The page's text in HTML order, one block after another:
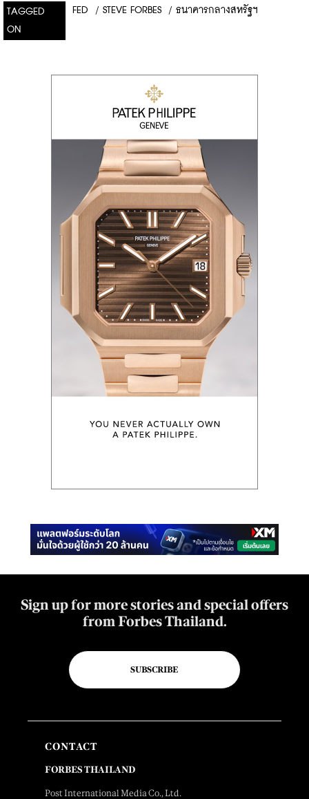
TAGGED
ON
FED / STEVE FORBES / ธนาคารกลางสหรัฐฯ
Sign up for more stories and special offers
from Forbes Thailand.
SUBSCRIBE
CONTACT
FORBES THAILAND
Post International Media Co., Ltd.